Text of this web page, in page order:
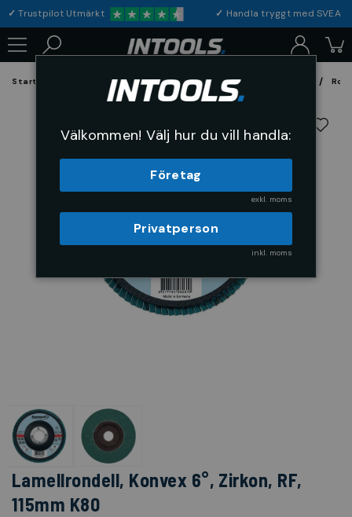
✓Trustpilot Utmärkt ✓ Handla tryggt med
Startsida Förbrukning & Maskintillbehör Fil, Slip och Borstar
Lamellrondell, Konvex 6°, Zirkon, RF,
115mm K80
Välkommen! Välj hur du vill handla:
Företag
exkl. moms
Privatperson
inkl. moms